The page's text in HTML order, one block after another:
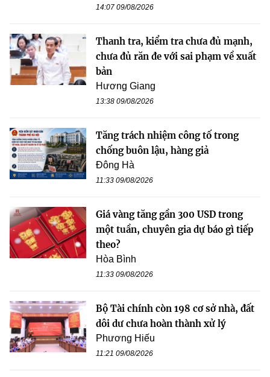
14:07 09/08/2026
Thanh tra, kiểm tra chưa đủ mạnh,
chưa đủ răn đe với sai phạm về xuất
bản
Hương Giang
13:38 09/08/2026
Tăng trách nhiệm công tố trong
chống buôn lậu, hàng giả
Đông Hà
11:33 09/08/2026
Giá vàng tăng gần 300 USD trong
một tuần, chuyên gia dự báo gì tiếp
theo?
Hòa Bình
11:33 09/08/2026
Bộ Tài chính còn 198 cơ sở nhà, đất
dôi dư chưa hoàn thành xử lý
Phương Hiếu
11:21 09/08/2026